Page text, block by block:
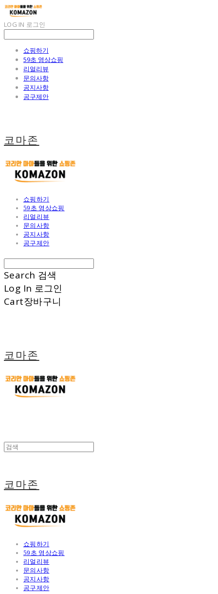
LOG IN 로그인
쇼핑하기
59초 영상쇼핑
리얼리뷰
문의사항
공지사항
공구제안
코마존
쇼핑하기
59초 영상쇼핑
리얼리뷰
문의사항
공지사항
공구제안
Search 검색
Log In 로그인
Cart장바구니
코마존
코마존
쇼핑하기
59초 영상쇼핑
리얼리뷰
문의사항
공지사항
공구제안